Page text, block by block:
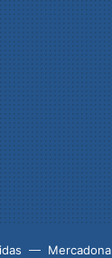
Mercadona